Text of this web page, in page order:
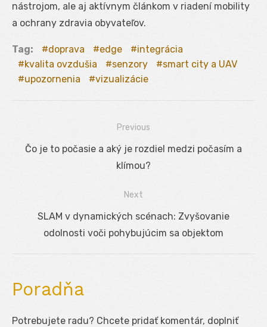
nástrojom, ale aj aktívnym článkom v riadení mobility
a ochrany zdravia obyvateľov.
Tag: doprava edge
integrácia
kvalita ovzdušia
senzory
smart city a UAV
upozornenia
vizualizácie
Navigácia
Previous
Previous
Čo je to počasie a aký je rozdiel medzi počasím a
klímou?
Next
NextSLAM v dynamických scénach: Zvyšovanie
odolnosti voči pohybujúcim sa objektom
Poradňa
Potrebujete radu? Chcete pridať komentár, doplniť